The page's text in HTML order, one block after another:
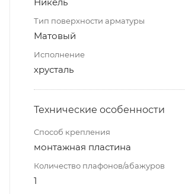
Никель
Тип поверхности арматуры
Матовый
Исполнение
хрусталь
Технические особенности
Способ крепления
монтажная пластина
Количество плафонов/абажуров
1